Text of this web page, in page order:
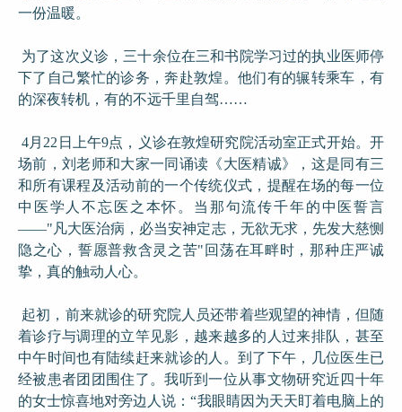
一份温暖。
为了这次义诊，三十余位在三和书院学习过的执业医师停
下了自己繁忙的诊务，奔赴敦煌。他们有的辗转乘车，有
的深夜转机，有的不远千里自驾……
4月22日上午9点，义诊在敦煌研究院活动室正式开始。开
场前，刘老师和大家一同诵读《大医精诚》，这是同有三
和所有课程及活动前的一个传统仪式，提醒在场的每一位
中医学人不忘医之本怀。当那句流传千年的中医誓言
——"凡大医治病，必当安神定志，无欲无求，先发大慈恻
隐之心，誓愿普救含灵之苦"回荡在耳畔时，那种庄严诚
挚，真的触动人心。
起初，前来就诊的研究院人员还带着些观望的神情，但随
着诊疗与调理的立竿见影，越来越多的人过来排队，甚至
中午时间也有陆续赶来就诊的人。到了下午，几位医生已
经被患者团团围住了。我听到一位从事文物研究近四十年
的女士惊喜地对旁边人说：“我眼睛因为天天盯着电脑上的